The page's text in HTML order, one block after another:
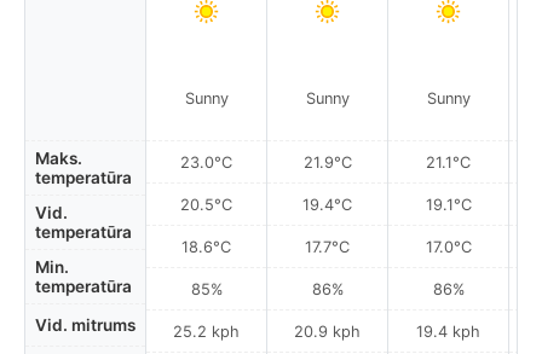
Maks.
temperatūra
Vid.
temperatūra
Min.
temperatūra
Vid. mitrums
Sunny
23.0°C
20.5°C
18.6°C
85%
25.2 kph
Sunny
21.9°C
19.4°C
17.7°C
86%
20.9 kph
Sunny
21.1°C
19.1°C
17.0°C
86%
19.4 kph